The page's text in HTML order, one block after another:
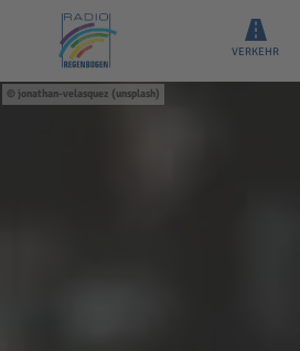
VERKEHR
jonathan-velasquez (unsplash)